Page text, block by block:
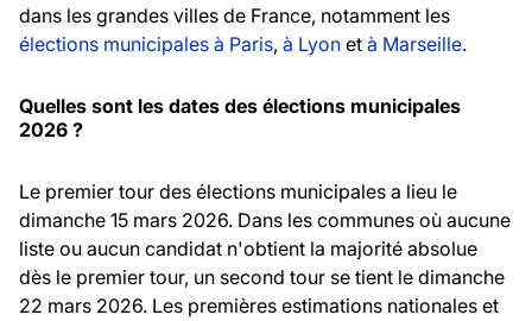
dans les grandes villes de France, notamment les
élections municipales à Paris, à Lyon et à Marseille.
Quelles sont les dates des élections municipales
2026 ?
Le premier tour des élections municipales a lieu le
dimanche 15 mars 2026. Dans les communes où aucune
liste ou aucun candidat n'obtient la majorité absolue
dès le premier tour, un second tour se tient le dimanche
22 mars 2026. Les premières estimations nationales et